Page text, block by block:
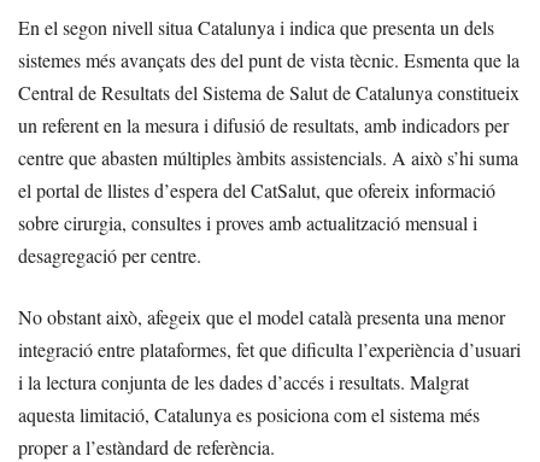
En el segon nivell situa Catalunya i indica que presenta un dels
sistemes més avançats des del punt de vista tècnic. Esmenta que la
Central de Resultats del Sistema de Salut de Catalunya constitueix
un referent en la mesura i difusió de resultats, amb indicadors per
centre que abasten múltiples àmbits assistencials. A això s’hi suma
el portal de llistes d’espera del CatSalut, que ofereix informació
sobre cirurgia, consultes i proves amb actualització mensual i
desagregació per centre.
No obstant això, afegeix que el model català presenta una menor
integració entre plataformes, fet que dificulta l’experiència d’usuari
i la lectura conjunta de les dades d’accés i resultats. Malgrat
aquesta limitació, Catalunya es posiciona com el sistema més
proper a l’estàndard de referència.